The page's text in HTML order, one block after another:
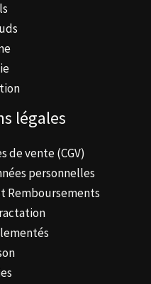
légales
de vente (CGV)
personnelles
Remboursements